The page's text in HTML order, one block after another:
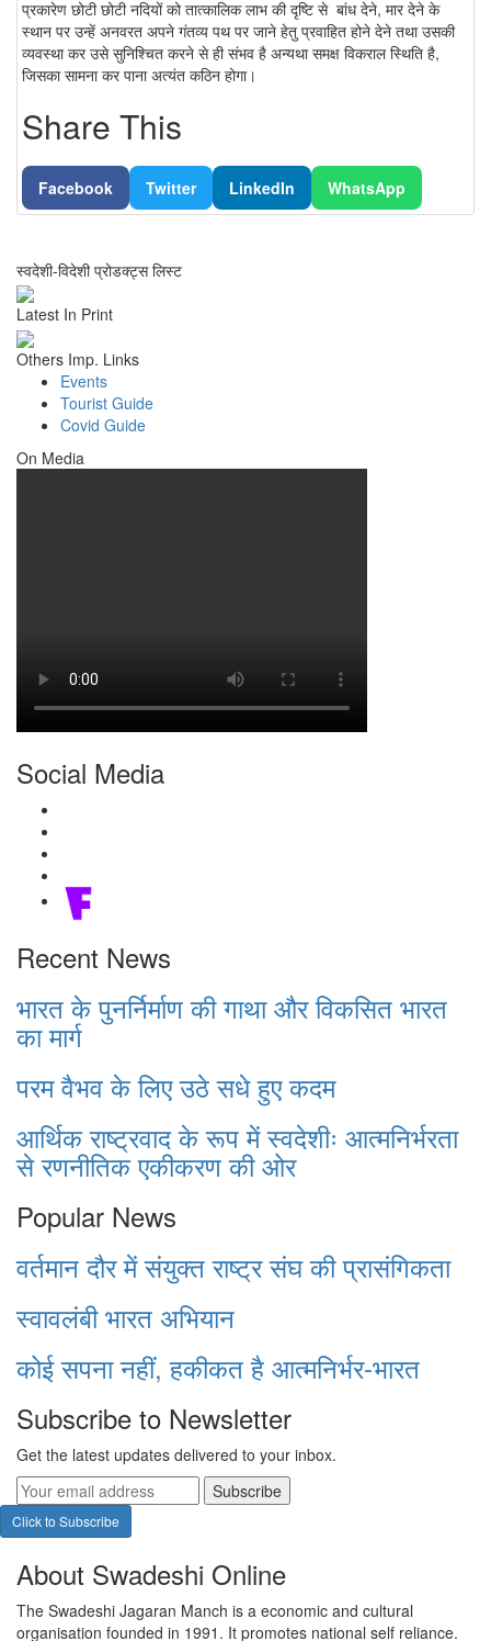
प्रकारेण छोटी छोटी नदियों को तात्कालिक लाभ की दृष्टि से बांध देने, मार देने के
स्थान पर उन्हें अनवरत अपने गंतव्य पथ पर जाने हेतु प्रवाहित होने देने तथा उसकी
व्यवस्था कर उसे सुनिश्चित करने से ही संभव है अन्यथा समक्ष विकराल स्थिति है,
जिसका सामना कर पाना अत्यंत कठिन होगा।
Share This
Facebook Twitter LinkedIn WhatsApp
स्वदेशी-विदेशी प्रोडक्ट्स लिस्ट
Latest In Print
Others Imp. Links
Events
Tourist Guide
Covid Guide
On Media
Social Media
Recent News
भारत के पुनर्निर्माण की गाथा और विकसित भारत
का मार्ग
परम वैभव के लिए उठे सधे हुए कदम
आर्थिक राष्ट्रवाद के रूप में स्वदेशीः आत्मनिर्भरता
से रणनीतिक एकीकरण की ओर
Popular News
वर्तमान दौर में संयुक्त राष्ट्र संघ की प्रासंगिकता
स्वावलंबी भारत अभियान
कोई सपना नहीं, हकीकत है आत्मनिर्भर-भारत
Subscribe to Newsletter
Get the latest updates delivered to your inbox.
Subscribe
Click to Subscribe
About Swadeshi Online
The Swadeshi Jagaran Manch is a economic and cultural
organisation founded in 1991. It promotes national self reliance.